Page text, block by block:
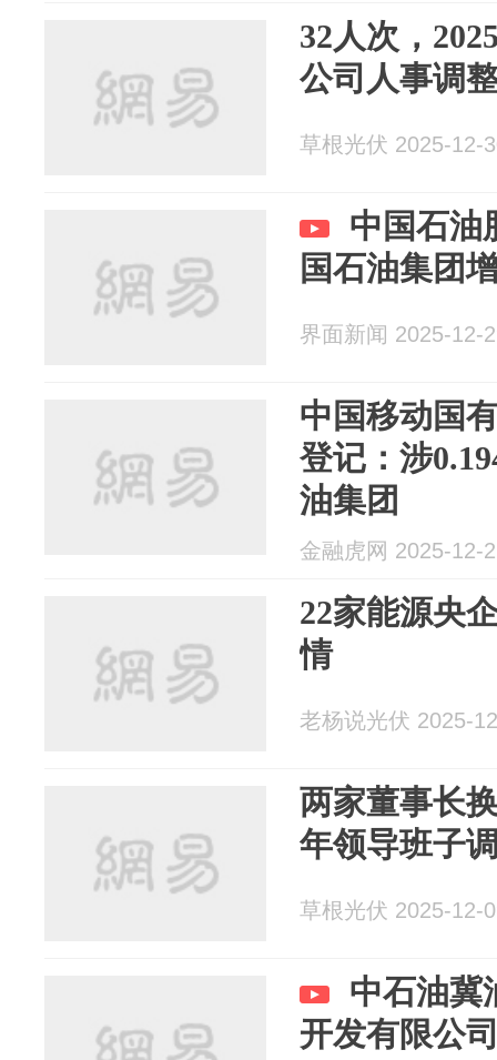
32人次，
公司人事调
草根光伏 2025-12-
中国石油
国石油集团
界面新闻 2025-12-
中国移动国
登记：涉
油集团
金融虎网 2025-12-
22家能源央
情
老杨说光伏 2025-
两家董事长
年领导班子
草根光伏 2025-12-
中石油冀
开发有限公